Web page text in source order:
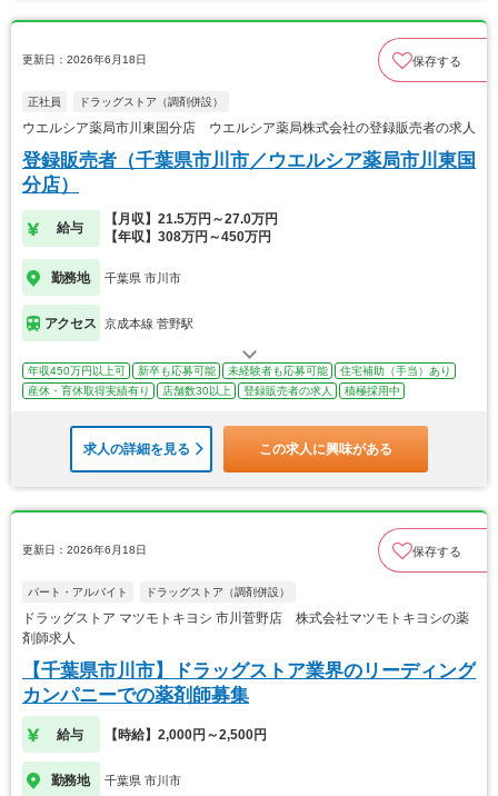
更新日：2026年6月18日 保存する
正社員 ドラッグストア（調剤併設）
ウエルシア薬局市川東国分店 ウエルシア薬局株式会社の登録販売者の求人
登録販売者（千葉県市川市／ウエルシア薬局市川東国
分店）
給与
【月収】21.5万円～27.0万円
【年収】308万円～450万円
勤務地 千葉県 市川市
アクセス 京成本線 菅野駅
年収450万円以上可 新卒も応募可能 未経験者も応募可能
住宅補助（手当）あり
産休・育休取得実績有り
店舗数30以上 登録販売者の求人 積極採用中
求人の詳細を見る この求人に興味がある
更新日：2026年6月18日 保存する
パート・アルバイト ドラッグストア（調剤併設）
ドラッグストア マツモトキヨシ 市川菅野店 株式会社マツモトキヨシの薬
剤師求人
【千葉県市川市】ドラッグストア業界のリーディング
カンパニーでの薬剤師募集
給与 【時給】2,000円～2,500円
勤務地 千葉県 市川市